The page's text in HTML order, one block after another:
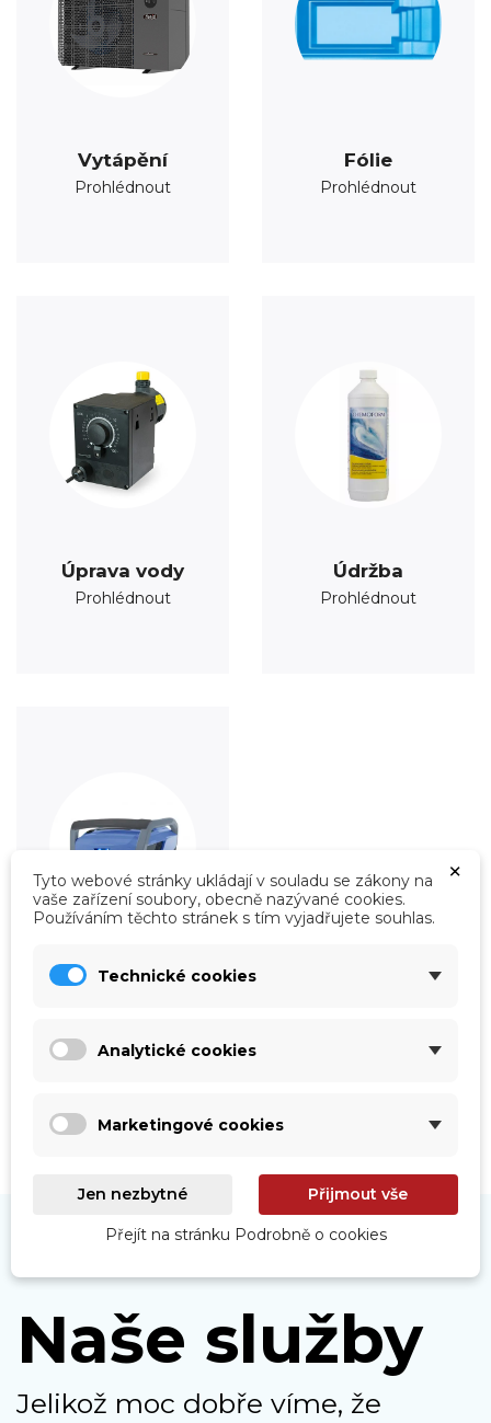
Vytápění
Prohlédnout
Fólie
Prohlédnout
Úprava vody
Prohlédnout
Údržba
Prohlédnout
Roboty
Naše služby
Jelikož moc dobře víme, že
×
Tyto webové stránky ukládají v souladu se zákony na
vaše zařízení soubory, obecně nazývané cookies.
Používáním těchto stránek s tím vyjadřujete souhlas.
Technické cookies
Analytické cookies
Marketingové cookies
Jen nezbytné Přijmout vše
Přejít na stránku Podrobně o cookies